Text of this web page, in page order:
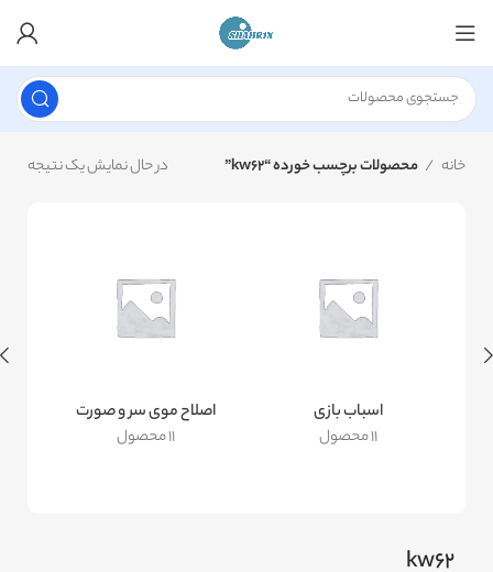
خانه محصولات برچسب خورده “kw62” در حال نمایش یک نتیجه
اسباب بازی
11 محصول
اصلاح موی سر و صورت
11 محصول
kw62